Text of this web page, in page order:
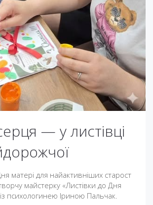
— у листівці
матері для найактивніших старост
майстерку «Листівки до Дня
психологинею Іриною Пальчак.